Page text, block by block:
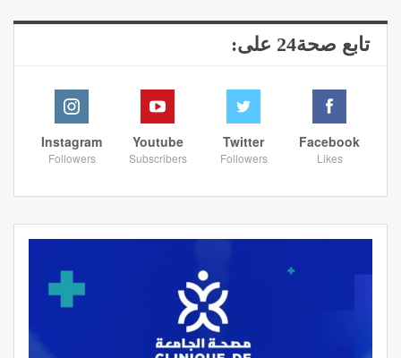
تابع صحة24 على:
Facebook
Likes
Twitter
Followers
Youtube
Subscribers
Instagram
Followers